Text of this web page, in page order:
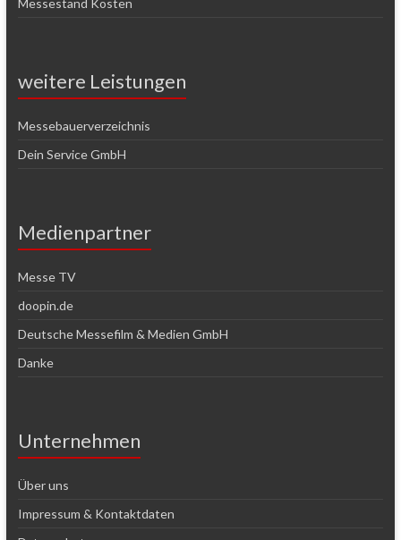
weitere Leistungen
Messebauerverzeichnis
Dein Service GmbH
Medienpartner
Messe TV
doopin.de
Deutsche Messefilm & Medien GmbH
Danke
Unternehmen
Über uns
Impressum & Kontaktdaten